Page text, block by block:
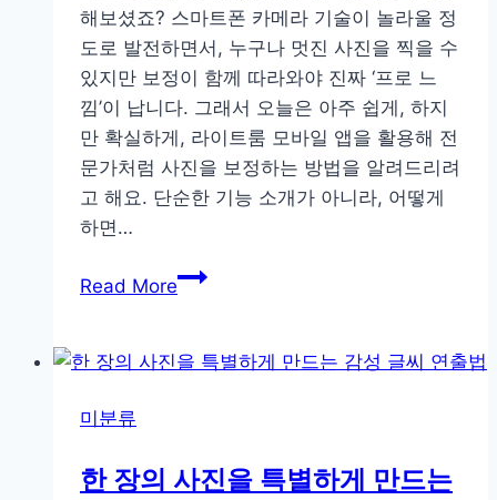
해보셨죠? 스마트폰 카메라 기술이 놀라울 정
도로 발전하면서, 누구나 멋진 사진을 찍을 수
있지만 보정이 함께 따라와야 진짜 ‘프로 느
낌’이 납니다. 그래서 오늘은 아주 쉽게, 하지
만 확실하게, 라이트룸 모바일 앱을 활용해 전
문가처럼 사진을 보정하는 방법을 알려드리려
고 해요. 단순한 기능 소개가 아니라, 어떻게
하면…
Read More스
폰
문
미분류
한 장의 사진을 특별하게 만드는